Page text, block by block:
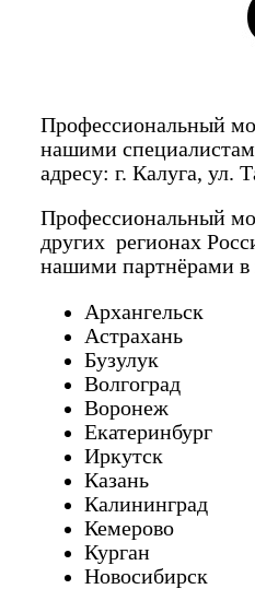
Профессиональный
нашими
адресу: г. Калуга, ул.
Профессиональный
других регионах
нашими партнёрами в
Архангельск
Астрахань
Бузулук
Волгоград
Воронеж
Екатеринбург
Иркутск
Казань
Калининград
Кемерово
Курган
Новосибирск